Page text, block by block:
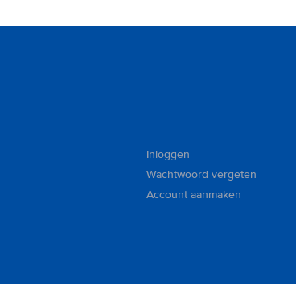
Inloggen
Wachtwoord vergeten
Account aanmaken